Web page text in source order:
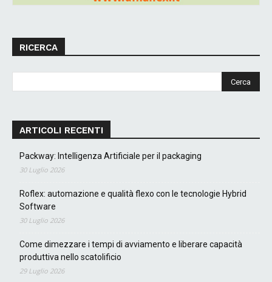
RICERCA
ARTICOLI RECENTI
Packway: Intelligenza Artificiale per il packaging
30 Luglio 2026
Roflex: automazione e qualità flexo con le tecnologie Hybrid
Software
30 Luglio 2026
Come dimezzare i tempi di avviamento e liberare capacità
produttiva nello scatolificio
29 Luglio 2026